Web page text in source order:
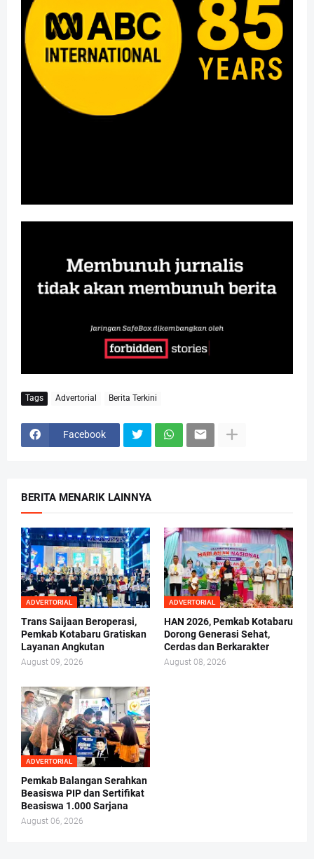
Tags Advertorial Berita Terkini
Facebook
BERITA MENARIK LAINNYA
ADVERTORIAL
Trans Saijaan Beroperasi,
Pemkab Kotabaru Gratiskan
Layanan Angkutan
August 09, 2026
ADVERTORIAL
HAN 2026, Pemkab Kotabaru
Dorong Generasi Sehat,
Cerdas dan Berkarakter
August 08, 2026
ADVERTORIAL
Pemkab Balangan Serahkan
Beasiswa PIP dan Sertifikat
Beasiswa 1.000 Sarjana
August 06, 2026